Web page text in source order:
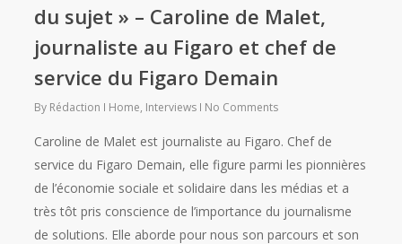
du sujet » – Caroline de Malet,
journaliste au Figaro et chef de
service du Figaro Demain
By Rédaction Home, Interviews No Comments
Caroline de Malet est journaliste au Figaro. Chef de
service du Figaro Demain, elle figure parmi les pionnières
de l’économie sociale et solidaire dans les médias et a
très tôt pris conscience de l’importance du journalisme
de solutions. Elle aborde pour nous son parcours et son